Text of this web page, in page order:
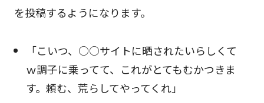
を投稿するようになります。
「こいつ、○○サイトに晒されたいらしくて
ｗ調子に乗ってて、これがとてもむかつきま
す。頼む、荒らしてやってくれ」